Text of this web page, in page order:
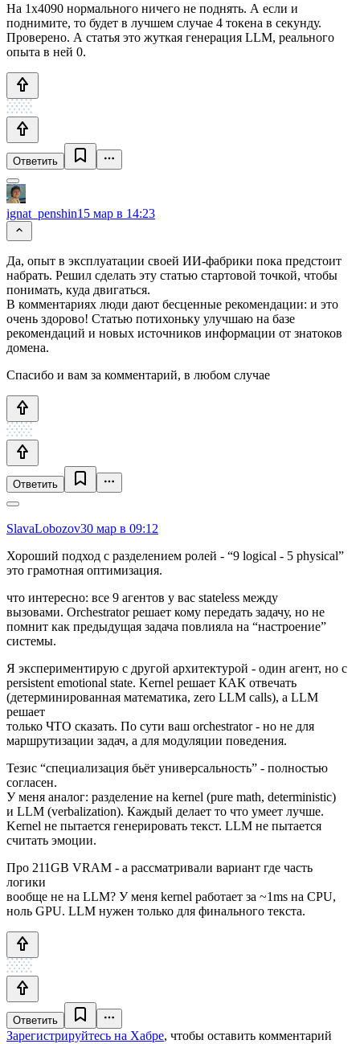
На 1x4090 нормального ничего не поднять. А если и
поднимите, то будет в лучшем случае 4 токена в секунду.
Проверено. А статья это жуткая генерация LLM, реального
опыта в ней 0.
Ответить
ignat_penshin15 мар в 14:23
Да, опыт в эксплуатации своей ИИ-фабрики пока предстоит
набрать. Решил сделать эту статью стартовой точкой, чтобы
понимать, куда двигаться.
В комментариях люди дают бесценные рекомендации: и это
очень здорово! Статью потихоньку улучшаю на базе
рекомендаций и новых источников информации от знатоков
домена.
Спасибо и вам за комментарий, в любом случае
Ответить
SlavaLobozov30 мар в 09:12
Хороший подход с разделением ролей - “9 logical - 5 physical”
это грамотная оптимизация.
что интересно: все 9 агентов у вас stateless между
вызовами. Orchestrator решает кому передать задачу, но не
помнит как предыдущая задача повлияла на “настроение”
системы.
Я экспериментирую с другой архитектурой - один агент, но с
persistent emotional state. Kernel решает КАК отвечать
(детерминированная математика, zero LLM calls), а LLM
решает
только ЧТО сказать. По сути ваш orchestrator - но не для
маршрутизации задач, а для модуляции поведения.
Тезис “специализация бьёт универсальность” - полностью
согласен.
У меня аналог: разделение на kernel (pure math, deterministic)
и LLM (verbalization). Каждый делает то что умеет лучше.
Kernel не пытается генерировать текст. LLM не пытается
считать эмоции.
Про 211GB VRAM - а рассматривали вариант где часть
логики
вообще не на LLM? У меня kernel работает за ~1ms на CPU,
ноль GPU. LLM нужен только для финального текста.
Ответить
Зарегистрируйтесь на Хабре, чтобы оставить комментарий